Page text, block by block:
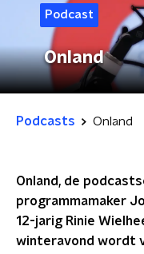
Podcast
Onland
Podcasts Onland
Onland, de
programmamaker
12-jarig Rinie
winteravond wordt